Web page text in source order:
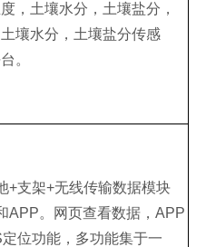
，土壤水分，土壤盐分，
壤水分，土壤盐分传感
。
+支架+无线传输数据模块
APP。网页查看数据，APP
位功能，多功能集于一